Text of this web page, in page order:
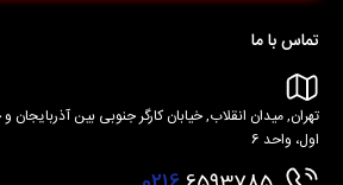
تماس با ما
اول، واحد 6